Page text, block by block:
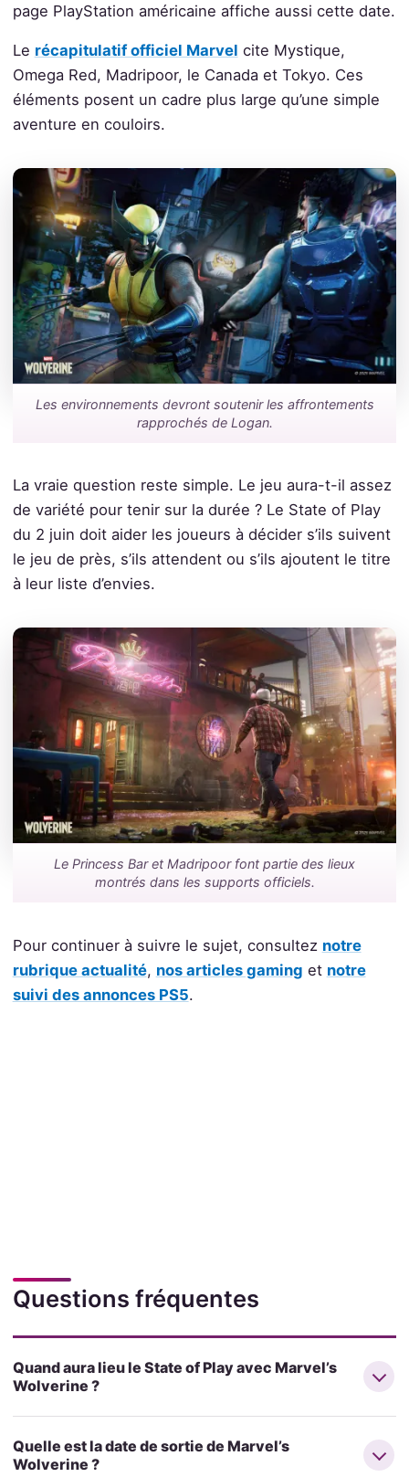
page PlayStation américaine affiche aussi cette date.
Le récapitulatif officiel Marvel cite Mystique,
Omega Red, Madripoor, le Canada et Tokyo. Ces
éléments posent un cadre plus large qu’une simple
aventure en couloirs.
Les environnements devront soutenir les affrontements
rapprochés de Logan.
La vraie question reste simple. Le jeu aura-t-il assez
de variété pour tenir sur la durée ? Le State of Play
du 2 juin doit aider les joueurs à décider s’ils suivent
le jeu de près, s’ils attendent ou s’ils ajoutent le titre
à leur liste d’envies.
Le Princess Bar et Madripoor font partie des lieux
montrés dans les supports officiels.
Pour continuer à suivre le sujet, consultez notre
rubrique actualité, nos articles gaming et notre
suivi des annonces PS5.
Questions fréquentes
Quand aura lieu le State of Play avec Marvel’s
Wolverine ?
Quelle est la date de sortie de Marvel’s
Wolverine ?